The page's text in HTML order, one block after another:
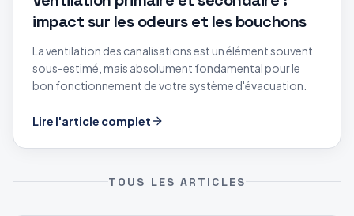
impact sur les odeurs et les bouchons
La ventilation des canalisations est un élément souvent
sous-estimé, mais absolument fondamental pour le
bon fonctionnement de votre système d'évacuation.
Lire l'article complet
TOUS LES ARTICLES